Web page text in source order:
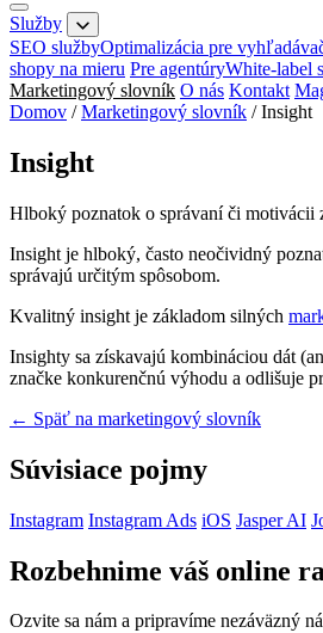
Služby
SEO službyOptimalizácia pre
shopy na mieru Pre agentúryWhite-label
Marketingový slovník O nás Kontakt
Domov / Marketingový slovník /Insight
Insight
Hlboký poznatok o správaní či motivácii
Insight je hlboký, často neočividný
správajú určitým spôsobom.
Kvalitný insight je základom silných
Insighty sa získavajú kombináciou dát
značke konkurenčnú výhodu a odlišuje
← Späť na marketingový slovník
Súvisiace pojmy
Instagram Instagram Ads iOS Jasper AI
Rozbehnime váš online
Ozvite sa nám a pripravíme nezáväzný